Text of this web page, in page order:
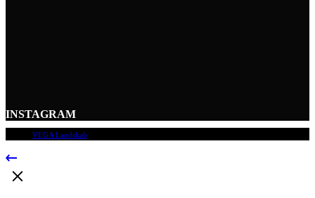
INSTAGRAM
VEGA Landskab